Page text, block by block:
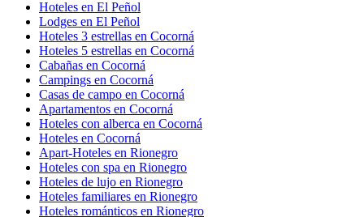
Hoteles en El Peñol
Lodges en El Peñol
Hoteles 3 estrellas en Cocorná
Hoteles 5 estrellas en Cocorná
Cabañas en Cocorná
Campings en Cocorná
Casas de campo en Cocorná
Apartamentos en Cocorná
Hoteles con alberca en Cocorná
Hoteles en Cocorná
Apart-Hoteles en Rionegro
Hoteles con spa en Rionegro
Hoteles de lujo en Rionegro
Hoteles familiares en Rionegro
Hoteles románticos en Rionegro